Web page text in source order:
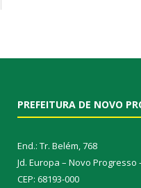
PREFEITURA DE NOVO
End.: Tr. Belém, 768
Jd. Europa – Novo Progresso
CEP: 68193-000